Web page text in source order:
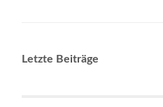
Letzte Beiträge